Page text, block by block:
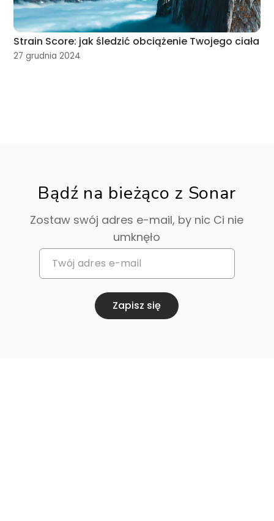
Strain Score: jak śledzić obciążenie Twojego ciała
27 grudnia 2024
Bądź na bieżąco z Sonar
Zostaw swój adres e-mail, by nic Ci nie
umknęło
Zapisz się